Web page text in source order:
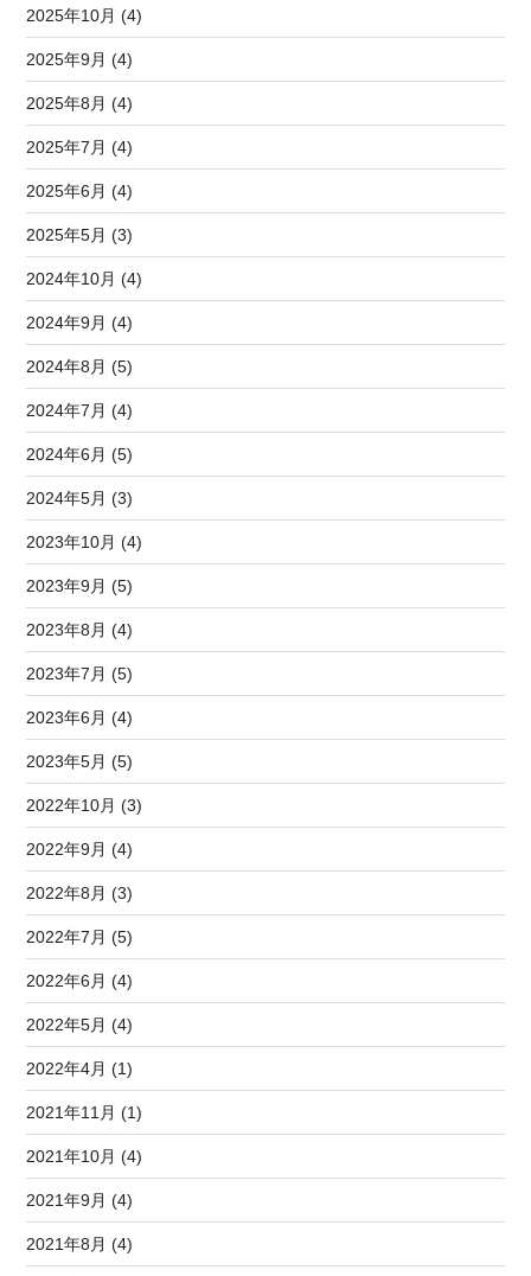
2025年10月 (4)
2025年9月 (4)
2025年8月 (4)
2025年7月 (4)
2025年6月 (4)
2025年5月 (3)
2024年10月 (4)
2024年9月 (4)
2024年8月 (5)
2024年7月 (4)
2024年6月 (5)
2024年5月 (3)
2023年10月 (4)
2023年9月 (5)
2023年8月 (4)
2023年7月 (5)
2023年6月 (4)
2023年5月 (5)
2022年10月 (3)
2022年9月 (4)
2022年8月 (3)
2022年7月 (5)
2022年6月 (4)
2022年5月 (4)
2022年4月 (1)
2021年11月 (1)
2021年10月 (4)
2021年9月 (4)
2021年8月 (4)